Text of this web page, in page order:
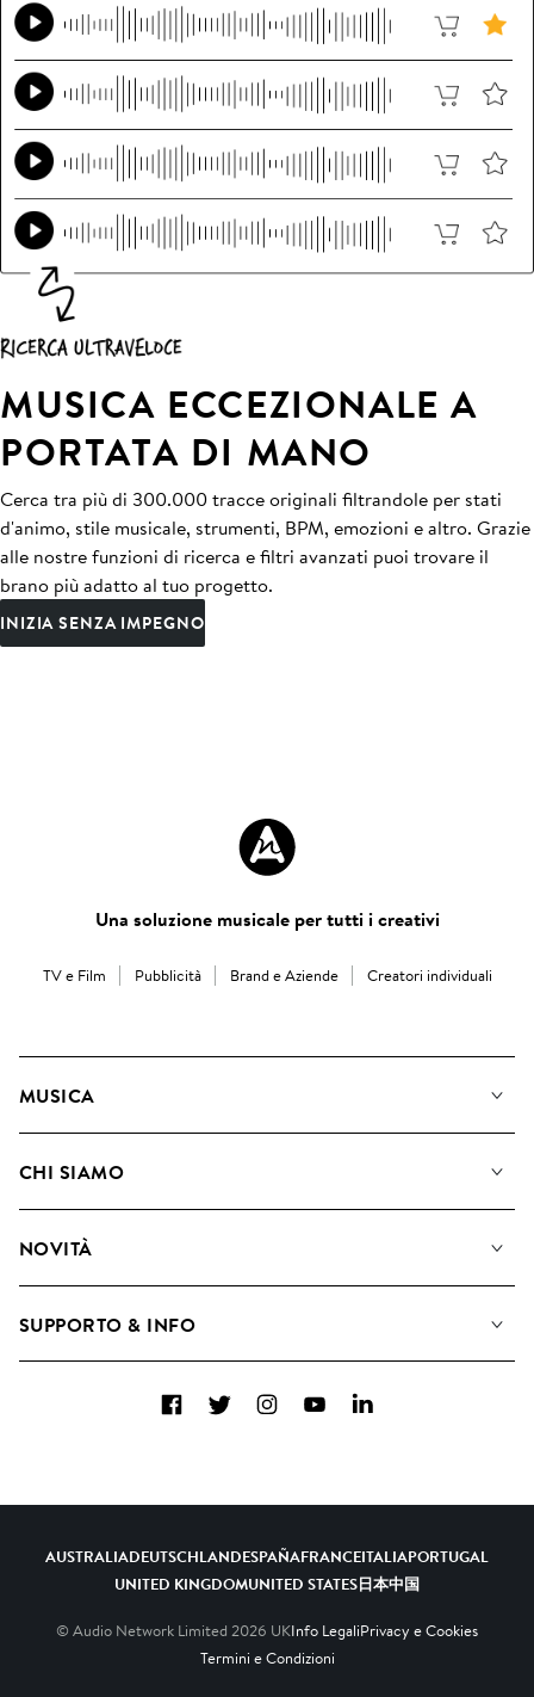
MUSICA ECCEZIONALE A
PORTATA DI MANO
Cerca tra più di 300.000 tracce originali filtrandole per stati
d'animo, stile musicale, strumenti, BPM, emozioni e altro. Grazie
alle nostre funzioni di ricerca e filtri avanzati puoi trovare il
brano più adatto al tuo progetto.
INIZIA SENZA IMPEGNO
Una soluzione musicale per tutti i creativi
TV e Film Pubblicità Brand e Aziende Creatori individuali
MUSICA
Cerca
CHI SIAMO
Come utilizziamo l'intelligenza artificiale
NOVITÀ
SUPPORTO & INFO
FacebookTwitterInstagramYouTubeLinkedIn
AUSTRALIADEUTSCHLANDESPAÑAFRANCEITALIAPORTUGAL
UNITED KINGDOMUNITED STATES日本中国
© Audio Network Limited 2026 UKInfo LegaliPrivacy e Cookies
Termini e Condizioni